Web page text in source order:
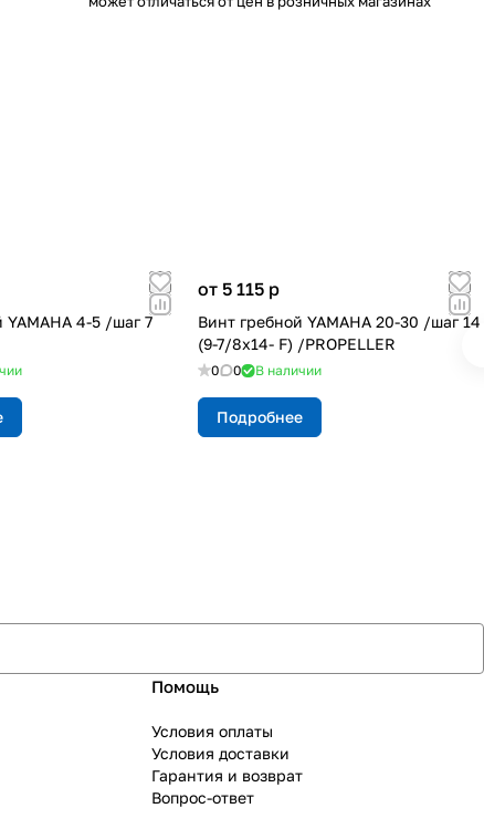
YAMAHA 4-5 /шаг 7
от 5 115 p
Винт гребной YAMAHA 20-30 /шаг 14
(9-7/8х14- F) /PROPELLER
0 0 В наличии
Подробнее
Помощь
Условия оплаты
Условия доставки
Гарантия и возврат
Вопрос-ответ